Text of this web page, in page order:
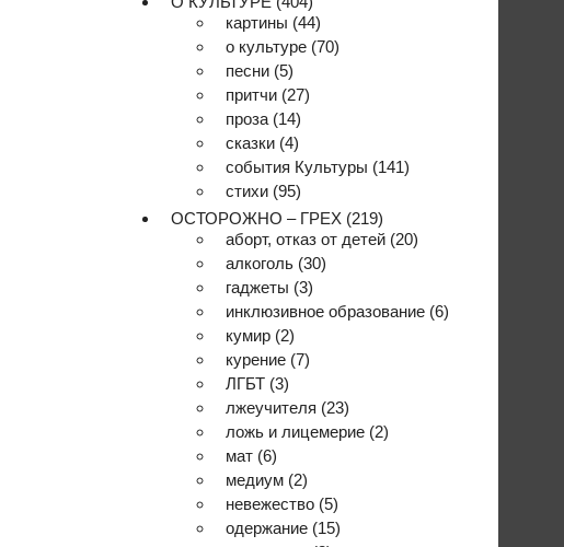
картины (44)
о культуре (70)
песни (5)
притчи (27)
проза (14)
сказки (4)
события Культуры (141)
стихи (95)
ОСТОРОЖНО – ГРЕХ (219)
аборт, отказ от детей (20)
алкоголь (30)
гаджеты (3)
инклюзивное образование (6)
кумир (2)
курение (7)
ЛГБТ (3)
лжеучителя (23)
ложь и лицемерие (2)
мат (6)
медиум (2)
невежество (5)
одержание (15)